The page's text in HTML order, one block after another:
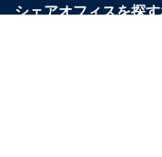
シェアオフィスを探